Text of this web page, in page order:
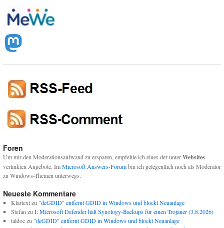
Foren
Um mir den Moderationsaufwand zu ersparen, empfehle ich eines der unterWebsites
verlinkten Angebote. ImMicrosoft Answers-Forumbin ich gelegentlich noch als Moderator
zu Windows-Themen unterwegs.
Neueste Kommentare
Klartextzu "deGDID" entfernt GDID in Windows und blockt Neuanlage
StefanzuI: Microsoft Defender hält Synology-Backups für einen Trojaner (3.8.2026)
taldoczu "deGDID" entfernt GDID in Windows und blockt Neuanlage